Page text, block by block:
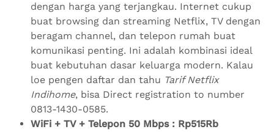
dengan harga yang terjangkau. Internet cukup
buat browsing dan streaming Netflix, TV dengan
beragam channel, dan telepon rumah buat
komunikasi penting. Ini adalah kombinasi ideal
buat kebutuhan dasar keluarga modern. Kalau
loe pengen daftar dan tahu Tarif Netflix
Indihome, bisa Direct registration to number
0813-1430-0585.
WiFi + TV + Telepon 50 Mbps : Rp515Rb